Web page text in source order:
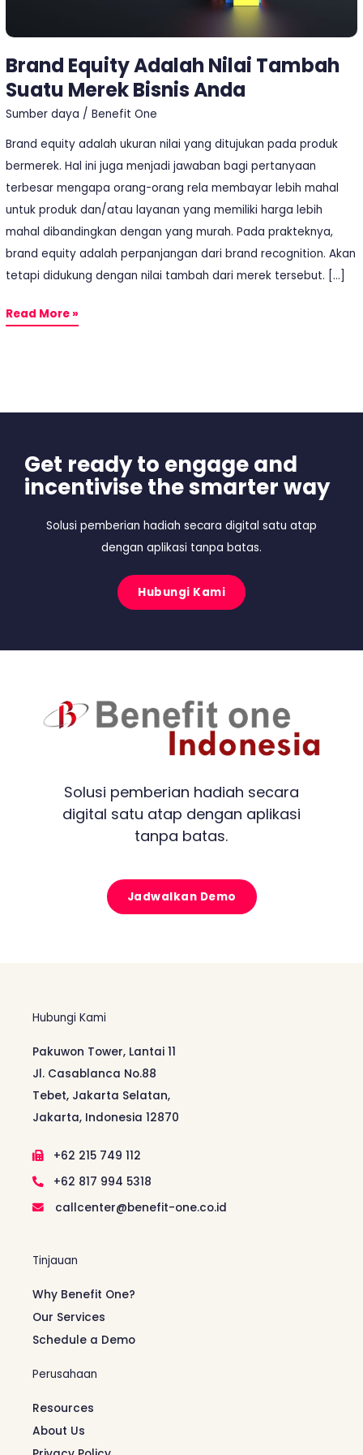
Brand Equity Adalah Nilai Tambah
Suatu Merek Bisnis Anda
Sumber daya /Benefit One
Brand equity adalah ukuran nilai yang ditujukan pada produk
bermerek. Hal ini juga menjadi jawaban bagi pertanyaan
terbesar mengapa orang-orang rela membayar lebih mahal
untuk produk dan/atau layanan yang memiliki harga lebih
mahal dibandingkan dengan yang murah. Pada prakteknya,
brand equity adalah perpanjangan dari brand recognition. Akan
tetapi didukung dengan nilai tambah dari merek tersebut. […]
Anda
Read More »
Get ready to engage and
incentivise the smarter way
Solusi pemberian hadiah secara digital satu atap
dengan aplikasi tanpa batas.
Hubungi Kami
Solusi pemberian hadiah secara
digital satu atap dengan aplikasi
tanpa batas.
Jadwalkan Demo
Hubungi Kami
Pakuwon Tower, Lantai 11
Jl. Casablanca No.88
Tebet, Jakarta Selatan,
Jakarta, Indonesia 12870
+62 215 749 112
+62 817 994 5318
callcenter@benefit-one.co.id
Tinjauan
Why Benefit One?
Our Services
Schedule a Demo
Perusahaan
Resources
About Us